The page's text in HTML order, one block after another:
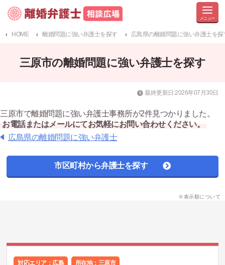
HOME 離婚問題に強い弁護士を探す 広島県の離婚問題に強い弁護士を探
三原市の離婚問題に強い弁護士を探す
最終更新日:2026年07月30日
三原市で離婚問題に強い弁護士事務所が2件見つかりました。
お電話またはメールにてお気軽にお問い合わせください。
広島県の離婚問題に強い弁護士
市区町村から弁護士を探す
※表示順について
対応エリア：広島 所在地： 三原市